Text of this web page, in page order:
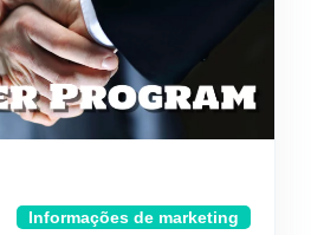
Informações de marketing